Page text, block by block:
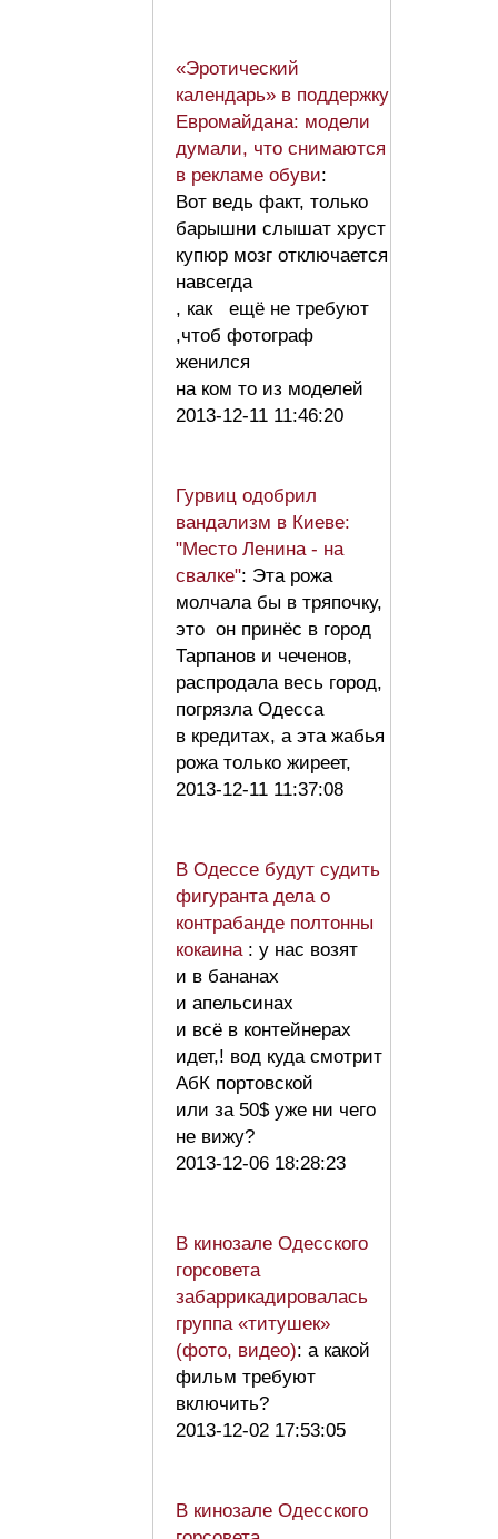
«Эротический
календарь» в поддержку
Евромайдана: модели
думали, что снимаются
в рекламе обуви:
Вот ведь факт, только
барышни слышат хруст
купюр мозг отключается
навсегда
, как ещё не требуют
,чтоб фотограф
женился
на ком то из моделей
2013-12-11 11:46:20
Гурвиц одобрил
вандализм в Киеве:
"Место Ленина - на
свалке": Эта рожа
молчала бы в тряпочку,
это он принёс в город
Тарпанов и чеченов,
распродала весь город,
погрязла Одесса
в кредитах, а эта жабья
рожа только жиреет,
2013-12-11 11:37:08
В Одессе будут судить
фигуранта дела о
контрабанде полтонны
кокаина : у нас возят
и в бананах
и апельсинах
и всё в контейнерах
идет,! вод куда смотрит
АбК портовской
или за 50$ уже ни чего
не вижу?
2013-12-06 18:28:23
В кинозале Одесского
горсовета
забаррикадировалась
группа «титушек»
(фото, видео): а какой
фильм требуют
включить?
2013-12-02 17:53:05
В кинозале Одесского